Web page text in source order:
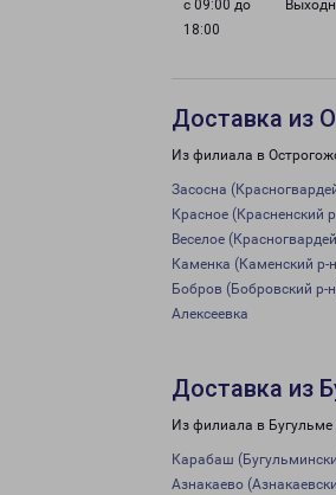
с 09:00 до
18:00
Доставка из
Из филиала в
Засосна
Красное (Красненский
Веселое
Каменка (Каменский р-
Бобров (Бобровский р-
Алексеевка
Доставка из
Из филиала в Бугульме
Карабаш
Азнакаево